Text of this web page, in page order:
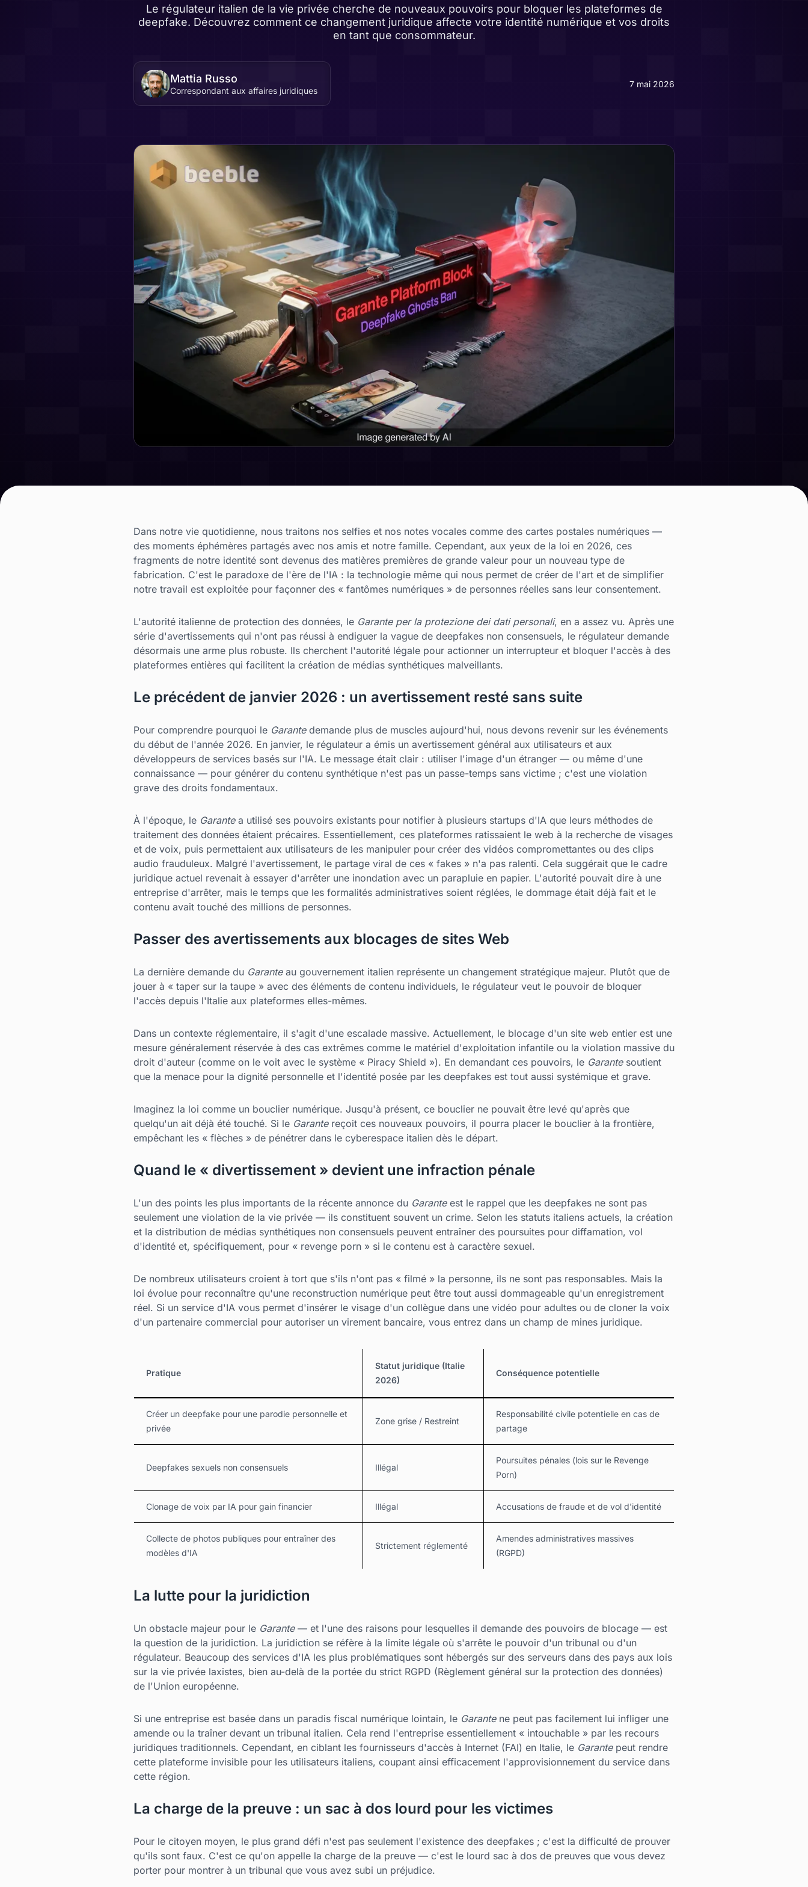
Le régulateur italien de la vie privée cherche de nouveaux pouvoirs pour bloquer les plateformes de
deepfake. Découvrez comment ce changement juridique affecte votre identité numérique et vos droits
en tant que consommateur.
Mattia Russo
Correspondant aux affaires juridiques
7 mai 2026
Dans notre vie quotidienne, nous traitons nos selfies et nos notes vocales comme des cartes postales numériques —
des moments éphémères partagés avec nos amis et notre famille. Cependant, aux yeux de la loi en 2026, ces
fragments de notre identité sont devenus des matières premières de grande valeur pour un nouveau type de
fabrication. C'est le paradoxe de l'ère de l'IA : la technologie même qui nous permet de créer de l'art et de simplifier
notre travail est exploitée pour façonner des « fantômes numériques » de personnes réelles sans leur consentement.
L'autorité italienne de protection des données, le Garante per la protezione dei dati personali, en a assez vu. Après une
série d'avertissements qui n'ont pas réussi à endiguer la vague de deepfakes non consensuels, le régulateur demande
désormais une arme plus robuste. Ils cherchent l'autorité légale pour actionner un interrupteur et bloquer l'accès à des
plateformes entières qui facilitent la création de médias synthétiques malveillants.
Le précédent de janvier 2026 : un avertissement resté sans suite
Pour comprendre pourquoi le Garantedemande plus de muscles aujourd'hui, nous devons revenir sur les événements
du début de l'année 2026. En janvier, le régulateur a émis un avertissement général aux utilisateurs et aux
développeurs de services basés sur l'IA. Le message était clair : utiliser l'image d'un étranger — ou même d'une
connaissance — pour générer du contenu synthétique n'est pas un passe-temps sans victime ; c'est une violation
grave des droits fondamentaux.
À l'époque, le Garantea utilisé ses pouvoirs existants pour notifier à plusieurs startups d'IA que leurs méthodes de
traitement des données étaient précaires. Essentiellement, ces plateformes ratissaient le web à la recherche de visages
et de voix, puis permettaient aux utilisateurs de les manipuler pour créer des vidéos compromettantes ou des clips
audio frauduleux. Malgré l'avertissement, le partage viral de ces « fakes » n'a pas ralenti. Cela suggérait que le cadre
juridique actuel revenait à essayer d'arrêter une inondation avec un parapluie en papier. L'autorité pouvait dire à une
entreprise d'arrêter, mais le temps que les formalités administratives soient réglées, le dommage était déjà fait et le
contenu avait touché des millions de personnes.
Passer des avertissements aux blocages de sites Web
La dernière demande du Garanteau gouvernement italien représente un changement stratégique majeur. Plutôt que de
jouer à « taper sur la taupe » avec des éléments de contenu individuels, le régulateur veut le pouvoir de bloquer
l'accès depuis l'Italie aux plateformes elles-mêmes.
Dans un contexte réglementaire, il s'agit d'une escalade massive. Actuellement, le blocage d'un site web entier est une
mesure généralement réservée à des cas extrêmes comme le matériel d'exploitation infantile ou la violation massive du
droit d'auteur (comme on le voit avec le système « Piracy Shield »). En demandant ces pouvoirs, le Garantesoutient
que la menace pour la dignité personnelle et l'identité posée par les deepfakes est tout aussi systémique et grave.
Imaginez la loi comme un bouclier numérique. Jusqu'à présent, ce bouclier ne pouvait être levé qu'après que
quelqu'un ait déjà été touché. Si le Garantereçoit ces nouveaux pouvoirs, il pourra placer le bouclier à la frontière,
empêchant les « flèches » de pénétrer dans le cyberespace italien dès le départ.
Quand le « divertissement » devient une infraction pénale
L'un des points les plus importants de la récente annonce du Garanteest le rappel que les deepfakes ne sont pas
seulement une violation de la vie privée — ils constituent souvent un crime. Selon les statuts italiens actuels, la création
et la distribution de médias synthétiques non consensuels peuvent entraîner des poursuites pour diffamation, vol
d'identité et, spécifiquement, pour « revenge porn » si le contenu est à caractère sexuel.
De nombreux utilisateurs croient à tort que s'ils n'ont pas « filmé » la personne, ils ne sont pas responsables. Mais la
loi évolue pour reconnaître qu'une reconstruction numérique peut être tout aussi dommageable qu'un enregistrement
réel. Si un service d'IA vous permet d'insérer le visage d'un collègue dans une vidéo pour adultes ou de cloner la voix
d'un partenaire commercial pour autoriser un virement bancaire, vous entrez dans un champ de mines juridique.
Pratique
Statut juridique (Italie
2026)
Conséquence potentielle
Créer un deepfake pour une parodie personnelle et
privée
Zone grise / Restreint
Responsabilité civile potentielle en cas de
partage
Deepfakes sexuels non consensuels Illégal
Poursuites pénales (lois sur le Revenge
Porn)
Clonage de voix par IA pour gain financier Illégal Accusations de fraude et de vol d'identité
Collecte de photos publiques pour entraîner des
modèles d'IA
Strictement réglementé
Amendes administratives massives
(RGPD)
La lutte pour la juridiction
Un obstacle majeur pour le Garante— et l'une des raisons pour lesquelles il demande des pouvoirs de blocage — est
la question de la juridiction. La juridiction se réfère à la limite légale où s'arrête le pouvoir d'un tribunal ou d'un
régulateur. Beaucoup des services d'IA les plus problématiques sont hébergés sur des serveurs dans des pays aux lois
sur la vie privée laxistes, bien au-delà de la portée du strict RGPD (Règlement général sur la protection des données)
de l'Union européenne.
Si une entreprise est basée dans un paradis fiscal numérique lointain, le Garantene peut pas facilement lui infliger une
amende ou la traîner devant un tribunal italien. Cela rend l'entreprise essentiellement « intouchable » par les recours
juridiques traditionnels. Cependant, en ciblant les fournisseurs d'accès à Internet (FAI) en Italie, le Garantepeut rendre
cette plateforme invisible pour les utilisateurs italiens, coupant ainsi efficacement l'approvisionnement du service dans
cette région.
La charge de la preuve : un sac à dos lourd pour les victimes
Pour le citoyen moyen, le plus grand défi n'est pas seulement l'existence des deepfakes ; c'est la difficulté de prouver
qu'ils sont faux. C'est ce qu'on appelle la charge de la preuve — c'est le lourd sac à dos de preuves que vous devez
porter pour montrer à un tribunal que vous avez subi un préjudice.